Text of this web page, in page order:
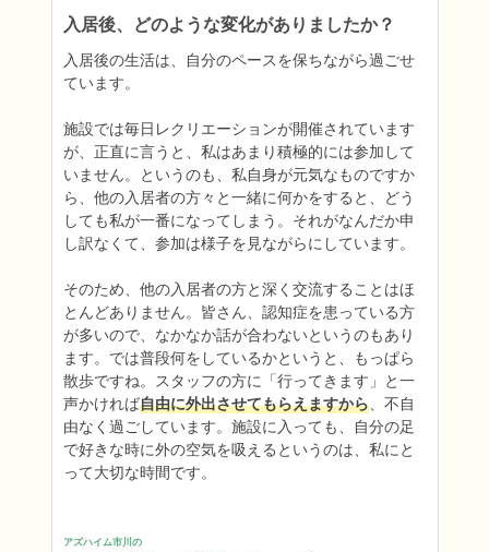
入居後、どのような変化がありましたか？
入居後の生活は、自分のペースを保ちながら過ごせ
ています。
施設では毎日レクリエーションが開催されています
が、正直に言うと、私はあまり積極的には参加して
いません。というのも、私自身が元気なものですか
ら、他の入居者の方々と一緒に何かをすると、どう
しても私が一番になってしまう。それがなんだか申
し訳なくて、参加は様子を見ながらにしています。
そのため、他の入居者の方と深く交流することはほ
とんどありません。皆さん、認知症を患っている方
が多いので、なかなか話が合わないというのもあり
ます。では普段何をしているかというと、もっぱら
散歩ですね。スタッフの方に「行ってきます」と一
声かければ自由に外出させてもらえますから、不自
由なく過ごしています。施設に入っても、自分の足
で好きな時に外の空気を吸えるというのは、私にと
って大切な時間です。
アズハイム市川の